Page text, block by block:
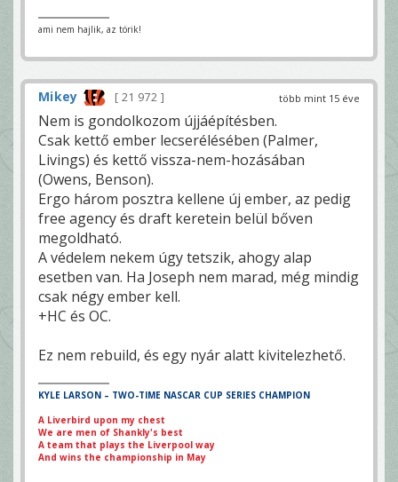
ami nem hajlik, az törik!
több mint 15 éve
Mikey 21 972
Nem is gondolkozom újjáépítésben.
Csak kettő ember lecserélésében (Palmer,
Livings) és kettő vissza-nem-hozásában
(Owens, Benson).
Ergo három posztra kellene új ember, az pedig
free agency és draft keretein belül bőven
megoldható.
A védelem nekem úgy tetszik, ahogy alap
esetben van. Ha Joseph nem marad, még mindig
csak négy ember kell.
+HC és OC.
Ez nem rebuild, és egy nyár alatt kivitelezhető.
KYLE LARSON – TWO-TIME NASCAR CUP SERIES CHAMPION
A Liverbird upon my chest
We are men of Shankly's best
A team that plays the Liverpool way
And wins the championship in May